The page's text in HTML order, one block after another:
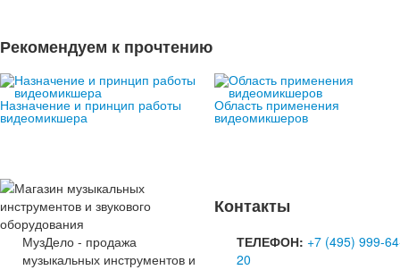
Рекомендуем к прочтению
Назначение и принцип работы
видеомикшера
Область применения
видеомикшеров
МузДело - продажа
музыкальных инструментов и
Контакты
ТЕЛЕФОН: +7 (495) 999-
20